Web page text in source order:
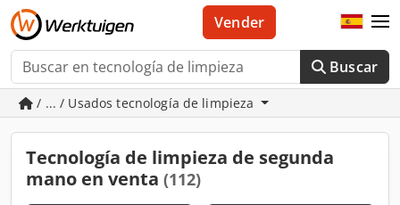
Buscar
Vender
/ ... / Usados tecnología de limpieza
Tecnología de limpieza de segunda
mano en venta (112)